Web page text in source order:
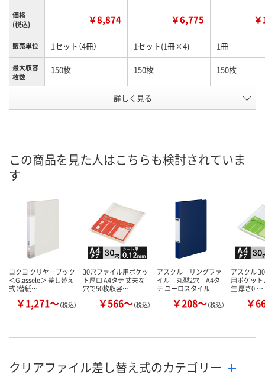
価格
(税込)
￥8,874 ￥6,775
販売単位 1セット（4冊） 1セット(1冊×4) 1冊
最大収容
枚数
150枚 150枚 150枚
ピンク
号
カゴへ
数量
カゴへ カ
詳しく見る
この商品を見た人はこちらも検討されていま
す
コクヨ クリヤーブック
＜Glassele＞ 差し替え
式（替紙…
￥1,271～（税込）
30穴ファイル用ポケッ
ト厚口 A4タテ 丈夫な
穴で50枚収容…
￥566～（税込）
アスクル リングファ
イル 丸型2穴 A4タ
テ ユーロスタイル
￥208～（税込）
アスクル
用ポケット
生 厚さ0.…
￥
クリアファイル差し替え式のカテゴリー